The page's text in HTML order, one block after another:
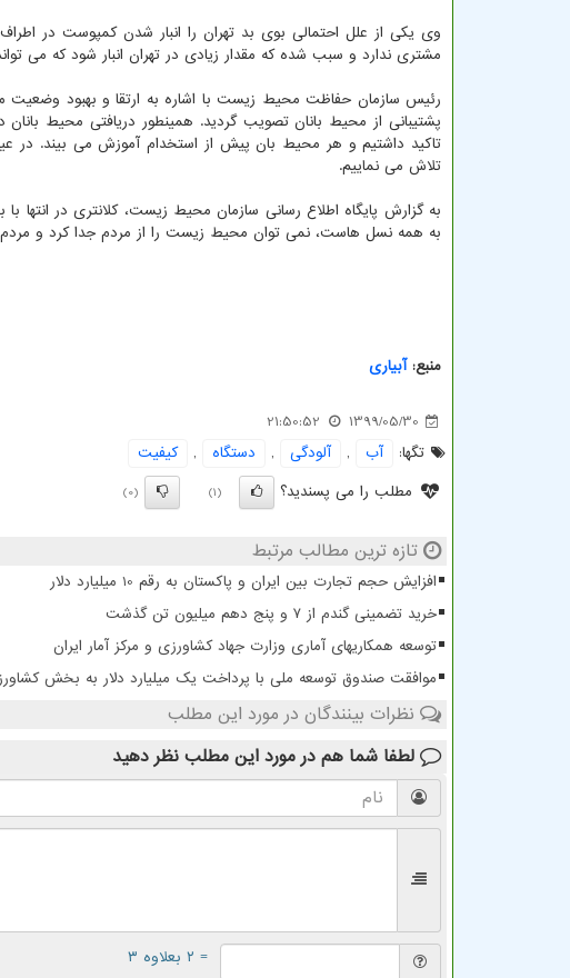
وی یکی از علل احتمالی بوی بد تهران را انبار شدن کمپوست در
مشتری ندارد و سبب شده که مقدار زیادی در تهران انبار شود که می
رئیس سازمان حفاظت محیط زیست با اشاره به ارتقا و بهبود
پشتیبانی از محیط بانان تصویب گردید. همینطور دریافتی محیط
تاکید داشتیم و هر محیط بان پیش از استخدام آموزش می بیند. در
تلاش می نماییم.
به گزارش پایگاه اطلاع رسانی سازمان محیط زیست، کلانتری در
به همه نسل هاست، نمی توان محیط زیست را از مردم جدا کرد و
منبع:آبیاری
1399/05/30
21:50:52
تگها:
آب , آلودگی , دستگاه ,
كیفیت
مطلب را می پسندید؟
(1)
(0)
تازه ترین مطالب مرتبط
افزایش حجم تجارت بین ایران و پاکستان به رقم 10 میلیارد دلار
خرید تضمینی گندم از ۷ و پنج دهم میلیون تن گذشت
توسعه همکاریهای آماری وزارت جهاد کشاورزی و مرکز آمار ایران
موافقت صندوق توسعه ملی با پرداخت یک میلیارد دلار به بخش
نظرات بینندگان در مورد این مطلب
لطفا شما هم در مورد این مطلب نظر دهید
= ۲ بعلاوه ۳